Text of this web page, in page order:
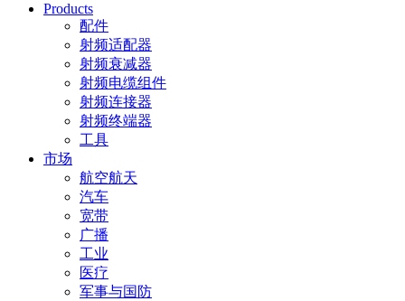
Products
配件
射频适配器
射频衰减器
射频电缆组件
射频连接器
射频终端器
工具
市场
航空航天
汽车
宽带
广播
工业
医疗
军事与国防